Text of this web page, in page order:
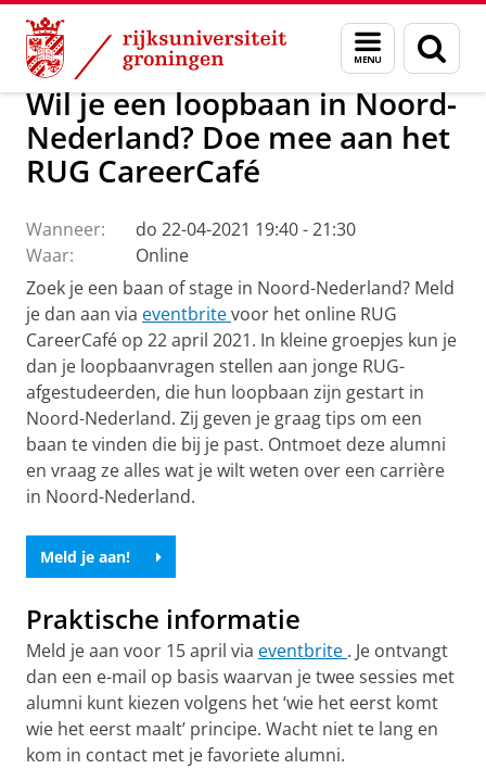
Skip
Content
Skip
Navigation
Menu
en
zoeken
Alumni
Wil je een loopbaan in Noord-
Nederland? Doe mee aan het
RUG CareerCafé
Wanneer:
do 22-04-2021 19:40 - 21:30
Waar:
Online
Zoek je een baan of stage in Noord-Nederland? Meld
je dan aan via eventbritevoor het online RUG
CareerCafé op 22 april 2021. In kleine groepjes kun je
dan je loopbaanvragen stellen aan jonge RUG-
afgestudeerden, die hun loopbaan zijn gestart in
Noord-Nederland. Zij geven je graag tips om een
baan te vinden die bij je past. Ontmoet deze alumni
en vraag ze alles wat je wilt weten over een carrière
in Noord-Nederland.
Meld je aan!
Praktische informatie
Meld je aan voor 15 april via eventbrite . Je ontvangt
dan een e-mail op basis waarvan je twee sessies met
alumni kunt kiezen volgens het ‘wie het eerst komt
wie het eerst maalt’ principe. Wacht niet te lang en
kom in contact met je favoriete alumni.